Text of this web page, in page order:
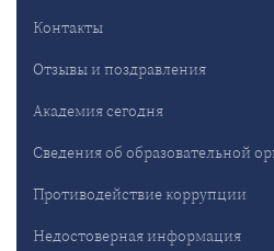
Контакты
Отзывы и поздравления
Академия сегодня
Сведения об образовательной
Противодействие коррупции
Недостоверная информация